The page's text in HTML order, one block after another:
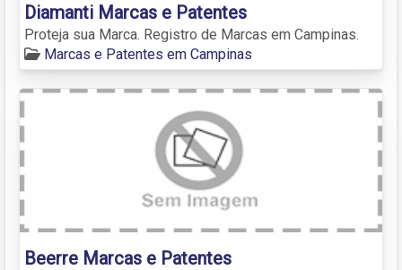
Diamanti Marcas e Patentes
Proteja sua Marca. Registro de Marcas em Campinas.
Marcas e Patentes em Campinas
Beerre Marcas e Patentes